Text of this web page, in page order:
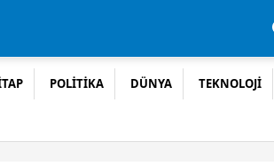
POLİTİKA DÜNYA TEKNOLOJİ